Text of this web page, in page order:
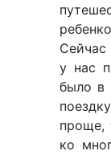
Сейчас
у нас
было в
проще,
ко